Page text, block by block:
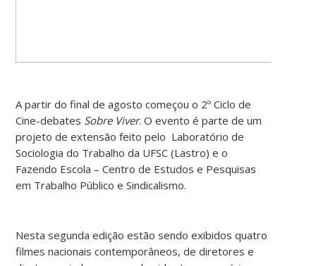
A partir do final de agosto começou o 2º Ciclo de
Cine-debates Sobre Viver.O evento é parte de um
projeto de extensão feito pelo Laboratório de
Sociologia do Trabalho da UFSC (Lastro) e o
Fazendo Escola – Centro de Estudos e Pesquisas
em Trabalho Público e Sindicalismo.
Nesta segunda edição estão sendo exibidos quatro
filmes nacionais contemporâneos, de diretores e